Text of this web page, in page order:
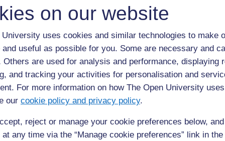
on our website
University uses cookies and similar technologies to make
useful as possible for you. Some are necessary and
Others are used for analysis and performance, displaying
and tracking your activities for personalisation and
For more information on how The Open University
our cookie policy and privacy policy.
reject or manage your cookie preferences below,
any time via the “Manage cookie preferences” link in
déplaçais la forme de 3 espaces vers le bas ? » Mme
estime que les élèves comprennent clairement ce qui se
Elle leur dit ensuite : « Maintenant, chacun d’entre
les coordonnées d’un triangle et une translation à
dessinez le triangle qu’on vous a décrit, calculez les
position. Si vous le faites correctement, vous pouvez
triangles pour vous tester les uns les autres. »
Les élèves apprécient le respect de leur enseignante
se poser mutuellement des défis mathématiques.
Activité 2: Étudier les translations